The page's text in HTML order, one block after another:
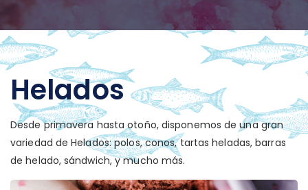
Helados
Desde primavera hasta otoño, disponemos de una gran
variedad de Helados: polos, conos, tartas heladas, barras
de helado, sándwich, y mucho más.